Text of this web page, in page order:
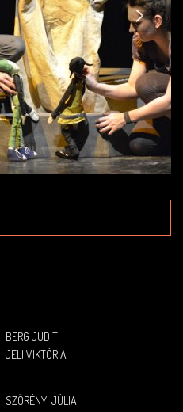
BERG JUDIT
JELI VIKTÓRIA
SZÖRÉNYI JÚLIA